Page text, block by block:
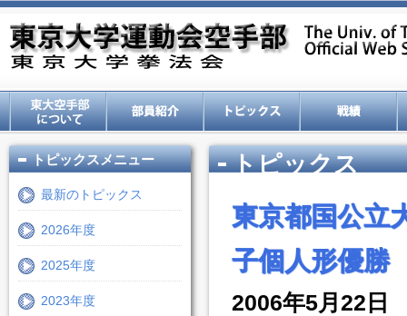
トピックスメニュー
最新のトピックス
2026年度
2025年度
2023年度
トピックス
東京都国公立
子個人形優勝
2006年5月22日